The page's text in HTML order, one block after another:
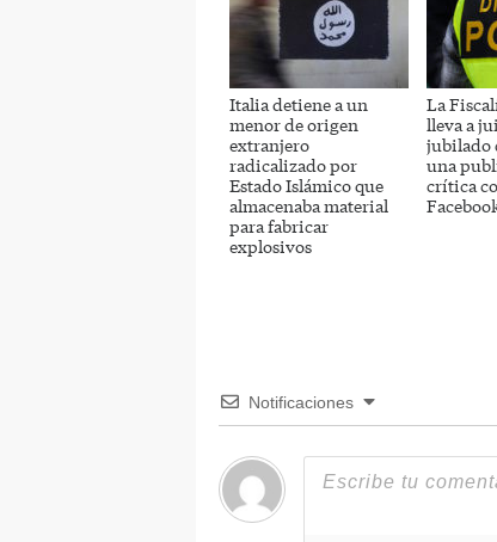
Italia detiene a un
menor de origen
extranjero
radicalizado por
Estado Islámico que
almacenaba material
para fabricar
explosivos
La
lleva a
jubilado
una
crítica
Notificaciones